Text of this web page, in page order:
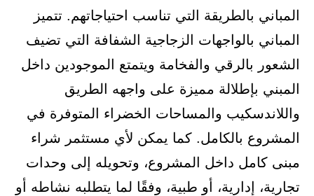
المباني بالطريقة التي تناسب احتياجاتهم. تتميز
المباني بالواجهات الزجاجية الشفافة التي تضيف
الشعور بالرقي والفخامة ويتمتع الموجودين داخل
المبني بإطلالة مميزة على واجهه الطريق
واللاندسكيب والمساحات الخضراء المتوفرة في
المشروع بالكامل. كما يمكن لأي مستثمر شراء
مبنى كامل داخل المشروع، وتحويله إلى وحدات
تجارية، إدارية، أو طبية، وفقًا لما يتطلبه نشاطه أو